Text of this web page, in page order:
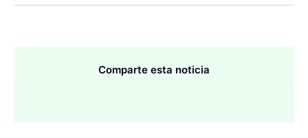
Comparte esta noticia